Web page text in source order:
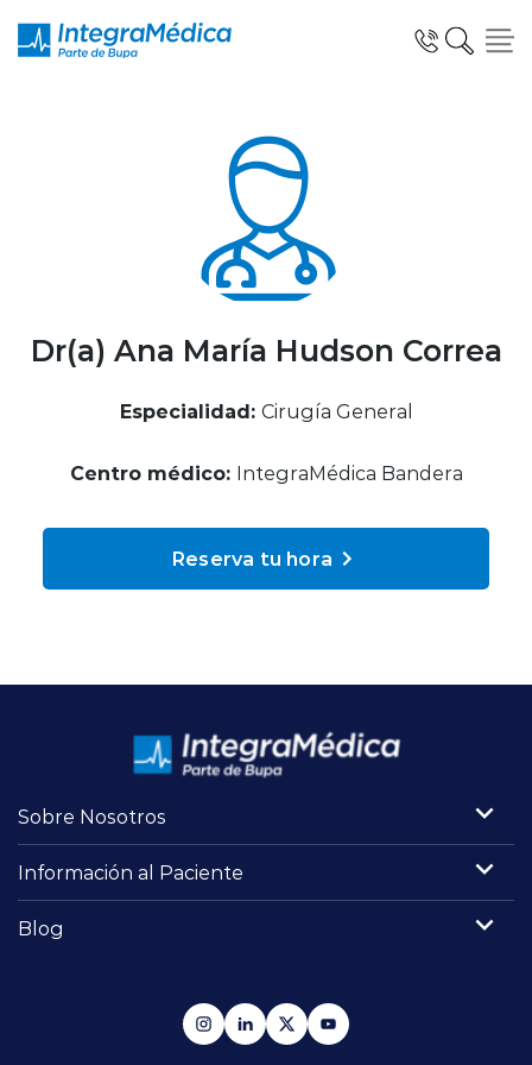
Especialidades y Servicios
Telemedicina Blua
Planes y Convenios
Reserva de Horas
modo claro
Dr(a) Ana María Hudson Correa
Especialidad: Cirugía General
Centro médico: IntegraMédica Bandera
Reserva tu hora
Sobre Nosotros
Información al Paciente
Blog